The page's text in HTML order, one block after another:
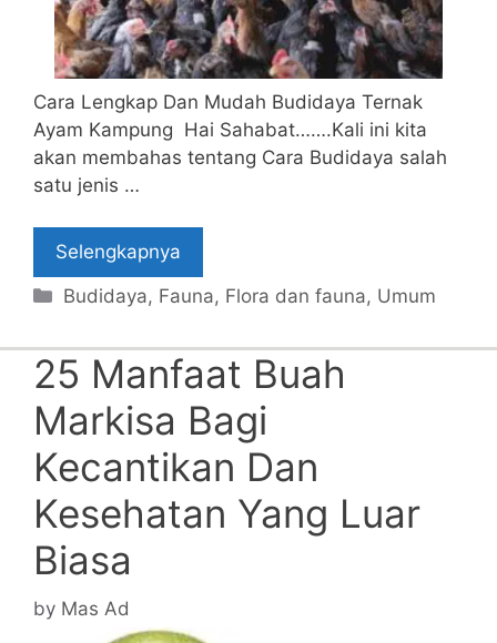
Cara Lengkap Dan Mudah Budidaya Ternak
Ayam Kampung Hai Sahabat…….Kali ini kita
akan membahas tentang Cara Budidaya salah
satu jenis …
Selengkapnya
Categories
Budidaya, Fauna, Flora dan fauna, Umum
25 Manfaat Buah
Markisa Bagi
Kecantikan Dan
Kesehatan Yang Luar
Biasa
by Mas Ad